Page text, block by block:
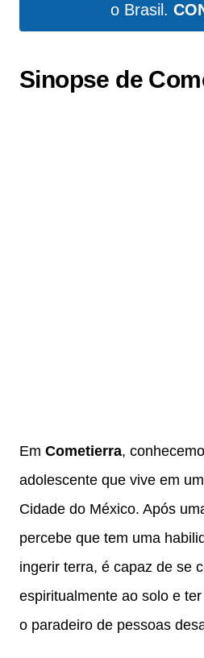
o Brasil.
Sinopse de
Em Cometierra,
adolescente que vive em
Cidade do México. Após
percebe que tem uma
ingerir terra, é capaz de se
espiritualmente ao solo e
o paradeiro de pessoas